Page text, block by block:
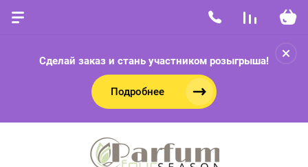
Сделай заказ и стань участником розыгрыша!
Подробнее